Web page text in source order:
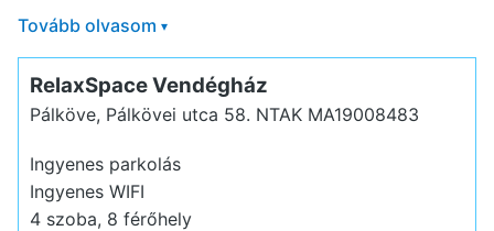
Tovább olvasom ▾
RelaxSpace Vendégház
Pálköve, Pálkövei utca 58. NTAK MA19008483
Ingyenes parkolás
Ingyenes WIFI
4 szoba, 8 férőhely